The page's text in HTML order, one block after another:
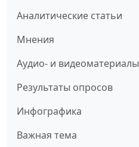
Аналитические статьи
Мнения
Аудио- и видеоматериалы
Результаты опросов
Инфографика
Важная тема